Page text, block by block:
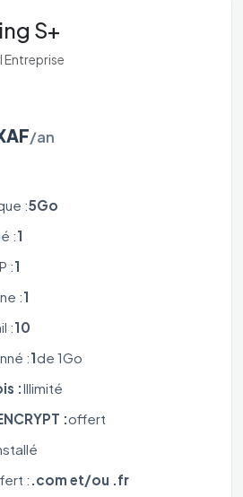
S+
Entreprise
/an
:5Go
:1
:1
:1
:10
:1de 1Go
:Illimité
:offert
: .com et/ou .fr